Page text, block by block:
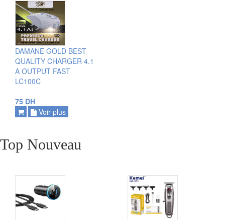
ajouter
voir plus
DAMANE GOLD BEST
QUALITY CHARGER 4.1
A OUTPUT FAST
LC100C
...
75 DH
Voir plus
Top Nouveau
ajouter